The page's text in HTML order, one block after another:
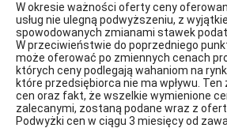
W okresie ważności oferty ceny
usług nie ulegną podwyższeniu, z
spowodowanych zmianami stawek
W przeciwieństwie do poprzedniego
może oferować po zmiennych cenach
których ceny podlegają wahaniom na
które przedsiębiorca nie ma wpływu.
cen oraz fakt, że wszelkie wymienione
zalecanymi, zostaną podane wraz z
Podwyżki cen w ciągu 3 miesięcy od